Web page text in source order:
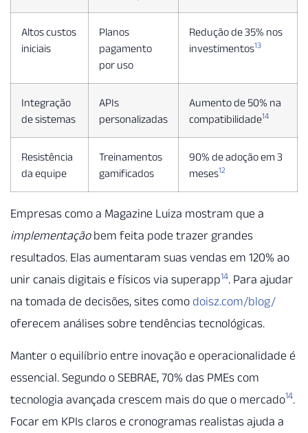
Altos custos
iniciais
Planos
pagamento
por uso
Redução de 35% nos
investimentos13
Integração
de sistemas
APIs
personalizadas
Aumento de 50% na
compatibilidade14
Resistência
da equipe
Treinamentos
gamificados
90% de adoção em 3
meses12
Empresas como a Magazine Luiza mostram que a
implementaçãobem feita pode trazer grandes
resultados. Elas aumentaram suas vendas em 120% ao
unir canais digitais e físicos via superapp14. Para ajudar
na tomada de decisões, sites como doisz.com/blog/
oferecem análises sobre tendências tecnológicas.
Manter o equilíbrio entre inovação e operacionalidade é
essencial. Segundo o SEBRAE, 70% das PMEs com
tecnologia avançada crescem mais do que o mercado14.
Focar em KPIs claros e cronogramas realistas ajuda a